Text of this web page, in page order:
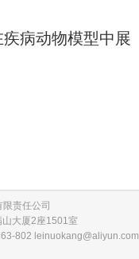
病动物模型中展
责任公司
大厦2座1501室
802 leinuokang@aliyun.com